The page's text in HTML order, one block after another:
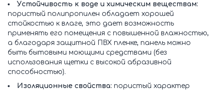
Устойчивость к воде и химическим веществам:
пористый полипропилен обладает хорошей
стойкостью к влаге, это дает возможность
применять его помещения с повышенной влажностью,
а благодаря защитной ПВХ пленке, панель можно
быть бытовыми моющими средствами (без
использования щетки с высокой абразивной
способностью).
Изоляционные свойства: пористый характер